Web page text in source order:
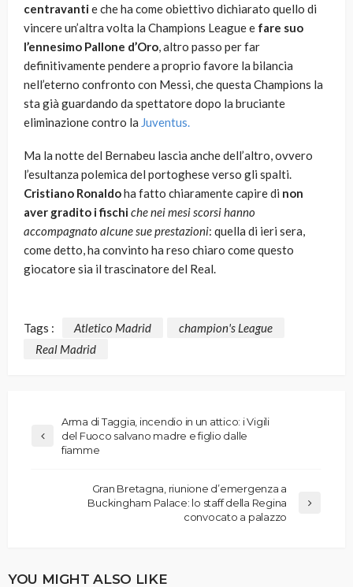
centravantie che ha come obiettivo dichiarato quello di
vincere un’altra volta la Champions League e fare suo
l’ennesimo Pallone d’Oro, altro passo per far
definitivamente pendere a proprio favore la bilancia
nell’eterno confronto con Messi, che questa Champions la
sta già guardando da spettatore dopo la bruciante
eliminazione contro la Juventus.
Ma la notte del Bernabeu lascia anche dell’altro, ovvero
l’esultanza polemica del portoghese verso gli spalti.
Cristiano Ronaldoha fatto chiaramente capire di non
aver gradito i fischiche nei mesi scorsi hanno
accompagnato alcune sue prestazioni: quella di ieri sera,
come detto, ha convinto ha reso chiaro come questo
giocatore sia il trascinatore del Real.
Tags : Atletico Madrid
champion's League
Real Madrid
Arma di Taggia, incendio in un attico: i Vigili
del Fuoco salvano madre e figlio dalle
fiamme
Gran Bretagna, riunione d’emergenza a
Buckingham Palace: lo staff della Regina
convocato a palazzo
YOU MIGHT ALSO LIKE